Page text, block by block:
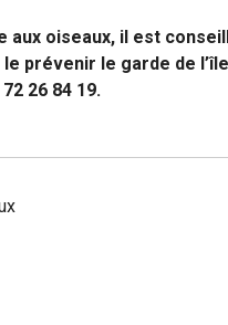
aux oiseaux, il est
prévenir le garde de
26 84 19.